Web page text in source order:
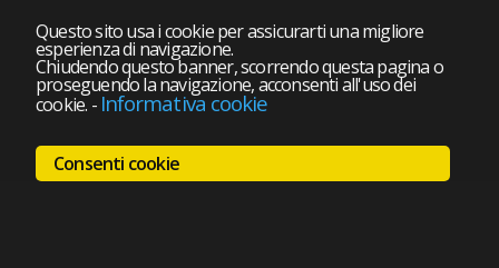
Questo sito usa i cookie per assicurarti una migliore
esperienza di navigazione.
Chiudendo questo banner, scorrendo questa pagina o
proseguendo la navigazione, acconsenti all'uso dei
cookie. - Informativa cookie
Consenti cookie